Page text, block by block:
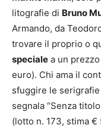
litografie di Bruno
Armando, da
trovare il proprio o
speciale a un
euro). Chi ama il
sfuggire le
segnala “Senza
(lotto n. 173, stima €